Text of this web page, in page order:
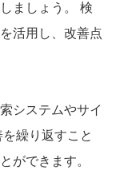
ましょう。 検
活用し、改善点
システムやサイ
繰り返すこと
ができます。